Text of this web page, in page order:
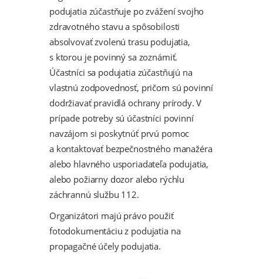
podujatia zúčastňuje po zvážení svojho
zdravotného stavu a spôsobilosti
absolvovať zvolenú trasu podujatia,
s ktorou je povinný sa zoznámiť.
Účastníci sa podujatia zúčastňujú na
vlastnú zodpovednosť, pričom sú povinní
dodržiavať pravidlá ochrany prírody. V
prípade potreby sú účastníci povinní
navzájom si poskytnúť prvú pomoc
a kontaktovať bezpečnostného manažéra
alebo hlavného usporiadateľa podujatia,
alebo požiarny dozor alebo rýchlu
záchrannú službu 112.
Organizátori majú právo použiť
fotodokumentáciu z podujatia na
propagačné účely podujatia.